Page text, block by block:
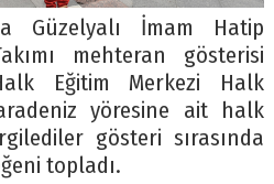
Güzelyalı İmam Hatip
mehteran gösterisi
Eğitim Merkezi Halk
yöresine ait halk
gösteri sırasında
topladı.